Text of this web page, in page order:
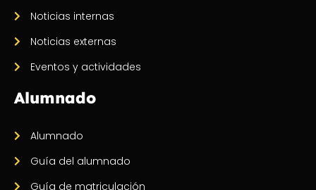
Noticias internas
Noticias externas
Eventos y actividades
Alumnado
Alumnado
Guía del alumnado
Guía de matriculación